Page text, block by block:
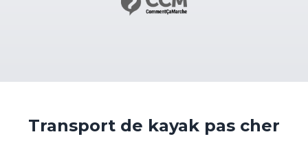
Transport de kayak pas cher